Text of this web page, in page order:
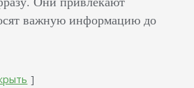
важную информацию до